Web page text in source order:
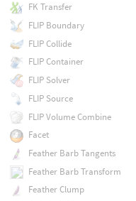
FK Transfer
FLIP Boundary
FLIP Collide
FLIP Container
FLIP Solver
FLIP Source
FLIP Volume Combine
Facet
Feather Barb Tangents
Feather Barb Transform
Feather Clump